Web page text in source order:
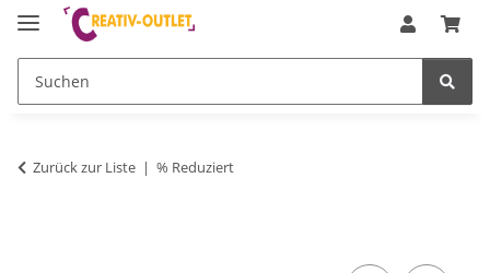
Zurück zur Liste % Reduziert